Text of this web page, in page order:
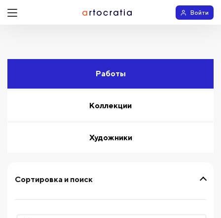
Войти
Работы
Коллекции
Художники
Сортировка и поиск